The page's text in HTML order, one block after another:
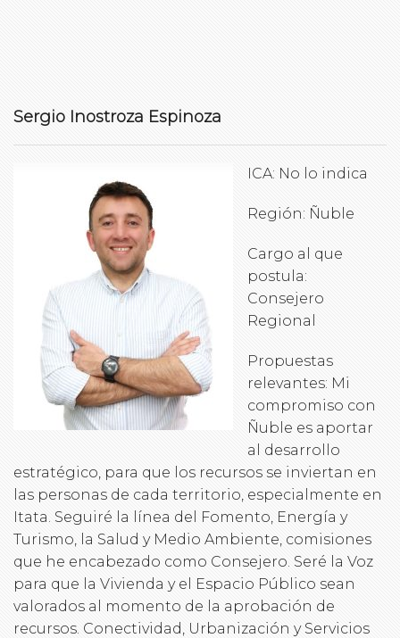
Sergio Inostroza Espinoza
ICA: No lo indica
Región: Ñuble
Cargo al que
postula:
Consejero
Regional
Propuestas
relevantes: Mi
compromiso con
Ñuble es aportar
al desarrollo
estratégico, para que los recursos se inviertan en
las personas de cada territorio, especialmente en
Itata. Seguiré la línea del Fomento, Energía y
Turismo, la Salud y Medio Ambiente, comisiones
que he encabezado como Consejero. Seré la Voz
para que la Vivienda y el Espacio Público sean
valorados al momento de la aprobación de
recursos. Conectividad, Urbanización y Servicios